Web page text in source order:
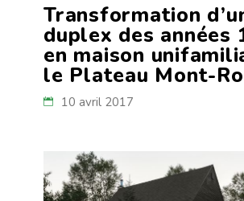
Transformation
duplex des années
en maison
le Plateau Mont-
10 avril 2017